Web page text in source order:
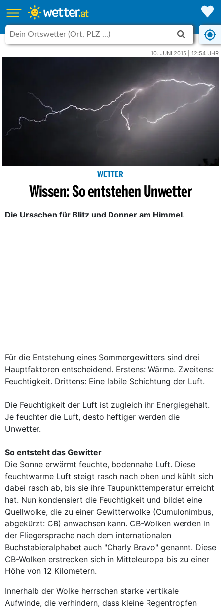
10. JUNI 2015 | 12:54 UHR
WETTER
Wissen: So entstehen Unwetter
Die Ursachen für Blitz und Donner am Himmel.
Für die Entstehung eines Sommergewitters sind drei
Hauptfaktoren entscheidend. Erstens: Wärme. Zweitens:
Feuchtigkeit. Drittens: Eine labile Schichtung der Luft.
Die Feuchtigkeit der Luft ist zugleich ihr Energiegehalt.
Je feuchter die Luft, desto heftiger werden die
Unwetter.
So entsteht das Gewitter
Die Sonne erwärmt feuchte, bodennahe Luft. Diese
feuchtwarme Luft steigt rasch nach oben und kühlt sich
dabei rasch ab, bis sie ihre Taupunkttemperatur erreicht
hat. Nun kondensiert die Feuchtigkeit und bildet eine
Quellwolke, die zu einer Gewitterwolke (Cumulonimbus,
abgekürzt: CB) anwachsen kann. CB-Wolken werden in
der Fliegersprache nach dem internationalen
Buchstabieralphabet auch "Charly Bravo" genannt. Diese
CB-Wolken erstrecken sich in Mitteleuropa bis zu einer
Höhe von 12 Kilometern.
Innerhalb der Wolke herrschen starke vertikale
Aufwinde, die verhindern, dass kleine Regentropfen